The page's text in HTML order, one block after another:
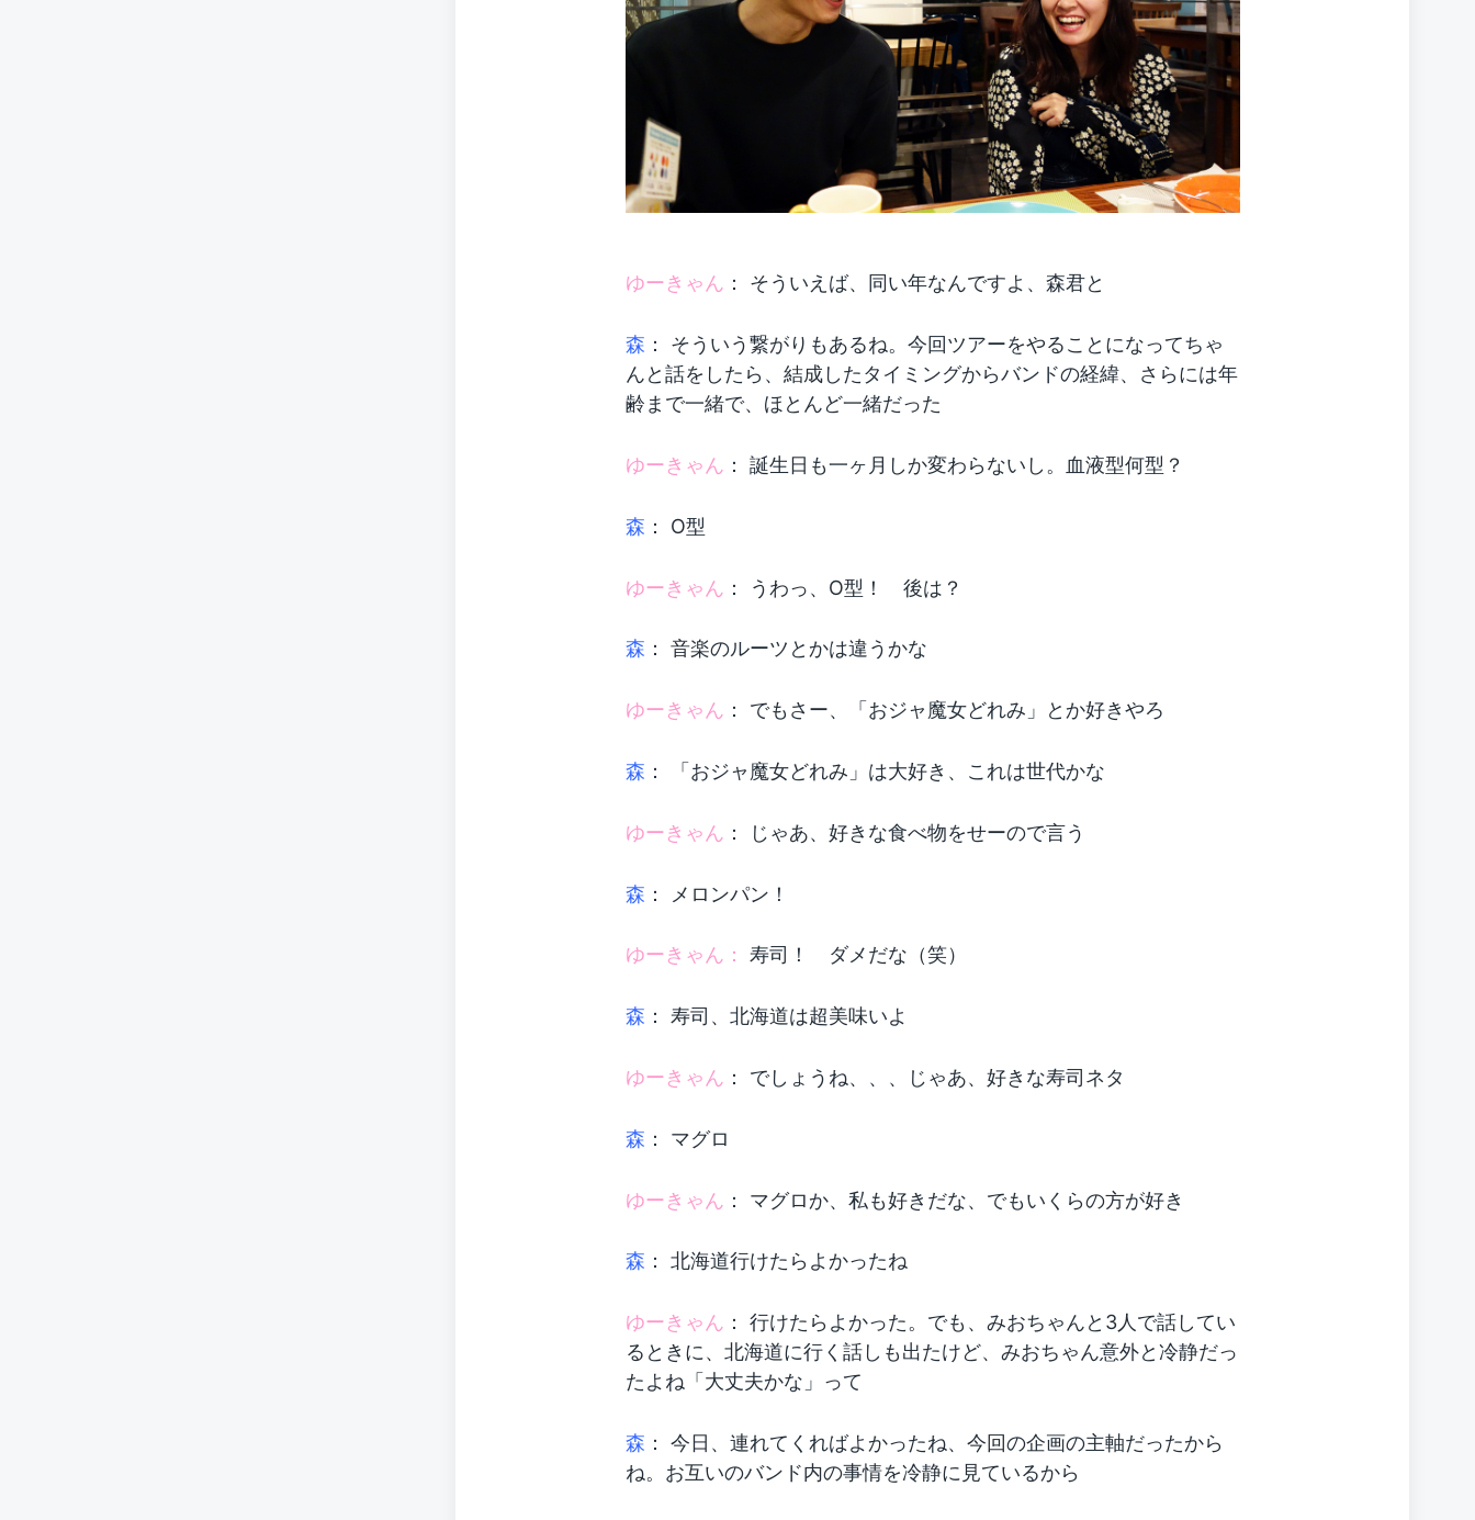
ゆーきゃん ： そういえば、同い年なんですよ、森君と
森 ： そういう繋がりもあるね。今回ツアーをやることになってちゃ
んと話をしたら、結成したタイミングからバンドの経緯、さらには年
齢まで一緒で、ほとんど一緒だった
ゆーきゃん ： 誕生日も一ヶ月しか変わらないし。血液型何型？
森 ： O型
ゆーきゃん ： うわっ、O型！ 後は？
森 ： 音楽のルーツとかは違うかな
ゆーきゃん ： でもさー、「おジャ魔女どれみ」とか好きやろ
森 ： 「おジャ魔女どれみ」は大好き、これは世代かな
ゆーきゃん ： じゃあ、好きな食べ物をせーので言う
森 ： メロンパン！
ゆーきゃん： 寿司！ ダメだな（笑）
森 ： 寿司、北海道は超美味いよ
ゆーきゃん ： でしょうね、、、じゃあ、好きな寿司ネタ
森 ： マグロ
ゆーきゃん ： マグロか、私も好きだな、でもいくらの方が好き
森 ： 北海道行けたらよかったね
ゆーきゃん ： 行けたらよかった。でも、みおちゃんと3人で話してい
るときに、北海道に行く話しも出たけど、みおちゃん意外と冷静だっ
たよね「大丈夫かな」って
森 ： 今日、連れてくればよかったね、今回の企画の主軸だったから
ね。お互いのバンド内の事情を冷静に見ているから